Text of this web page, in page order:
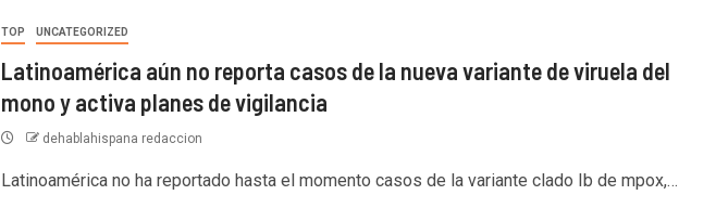
TOP UNCATEGORIZED
Latinoamérica aún no reporta casos de la nueva variante de viruela del
mono y activa planes de vigilancia
dehablahispana redaccion
Latinoamérica no ha reportado hasta el momento casos de la variante clado Ib de mpox,…